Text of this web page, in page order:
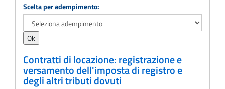
Adempimento
Scelta per adempimento:
Contratti di locazione: registrazione e
versamento dell'imposta di registro e
degli altri tributi dovuti